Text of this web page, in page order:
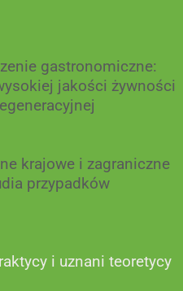
gastronomiczne:
jakości żywności
krajowe i zagraniczne
przypadków
i uznani teoretycy